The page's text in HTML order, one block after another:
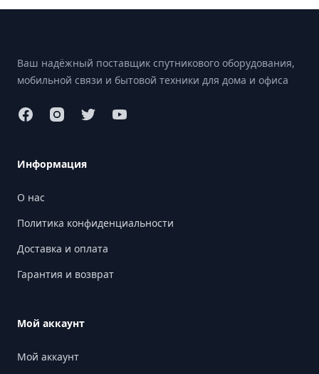
Ваш надёжный поставщик спутникового оборудования,
мобильной связи и бытовой техники для дома и офиса
Информация
О нас
Политика конфиденциальности
Доставка и оплата
Гарантия и возврат
Мой аккаунт
Мой аккаунт